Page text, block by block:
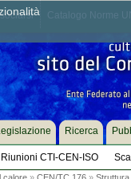
Riunioni CTI-CEN-ISO
Ricerca